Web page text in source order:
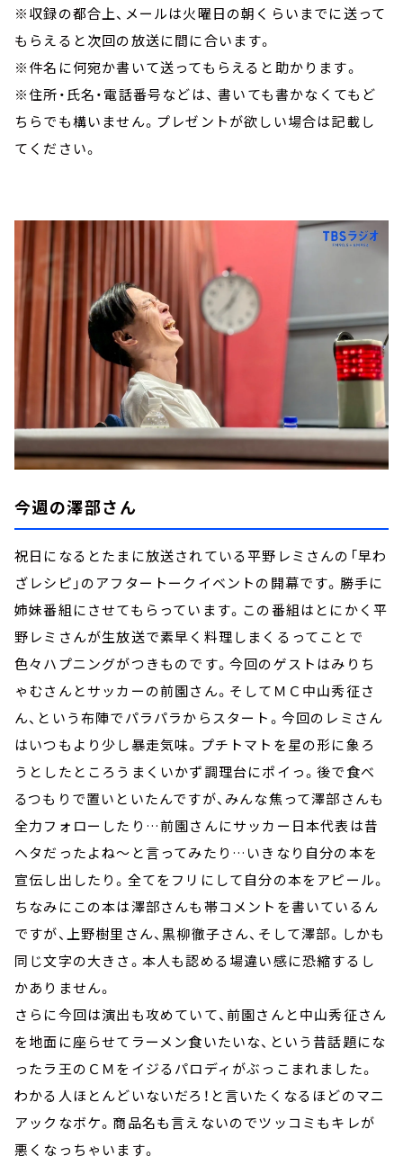
※収録の都合上、メールは火曜日の朝くらいまでに送って
もらえると次回の放送に間に合います。
※件名に何宛か書いて送ってもらえると助かります。
※住所・氏名・電話番号などは、 書いても書かなくてもど
ちらでも構いません。プレゼントが欲しい場合は記載し
てください。
今週の澤部さん
祝日になるとたまに放送されている平野レミさんの「早わ
ざレシピ」のアフタートークイベントの開幕です。勝手に
姉妹番組にさせてもらっています。この番組はとにかく平
野レミさんが生放送で素早く料理しまくるってことで
色々ハプニングがつきものです。今回のゲストはみりち
ゃむさんとサッカーの前園さん。そしてＭＣ中山秀征さ
ん、という布陣でパラパラからスタート。今回のレミさん
はいつもより少し暴走気味。プチトマトを星の形に象ろ
うとしたところうまくいかず調理台にポイっ。後で食べ
るつもりで置いといたんですが、みんな焦って澤部さんも
全力フォローしたり…前園さんにサッカー日本代表は昔
ヘタだったよね～と言ってみたり…いきなり自分の本を
宣伝し出したり。全てをフリにして自分の本をアピール。
ちなみにこの本は澤部さんも帯コメントを書いているん
ですが、上野樹里さん、黒柳徹子さん、そして澤部。しかも
同じ文字の大きさ。本人も認める場違い感に恐縮するし
かありません。
さらに今回は演出も攻めていて、前園さんと中山秀征さん
を地面に座らせてラーメン食いたいな、という昔話題にな
ったラ王のＣＭをイジるパロディがぶっこまれました。
わかる人ほとんどいないだろ！と言いたくなるほどのマニ
アックなボケ。商品名も言えないのでツッコミもキレが
悪くなっちゃいます。